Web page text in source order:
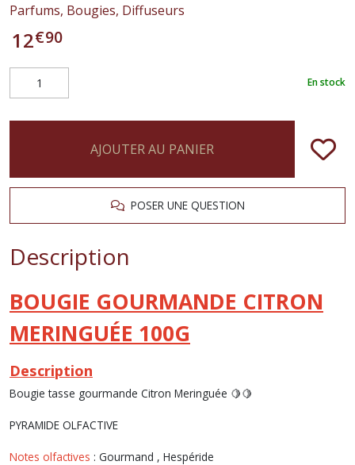
Parfums, Bougies, Diffuseurs
12€90
En stock
AJOUTER AU PANIER
POSER UNE QUESTION
Description
BOUGIE GOURMANDE CITRON
MERINGUÉE 100G
Description
Bougie tasse gourmande Citron Meringuée 🍋🍋
PYRAMIDE OLFACTIVE
Notes olfactives : Gourmand , Hespéride